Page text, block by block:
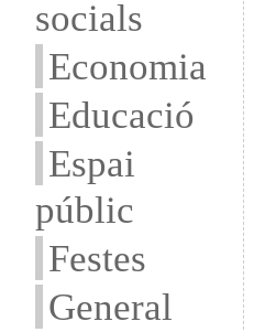
socials
Economia
Educació
Espai
públic
Festes
General